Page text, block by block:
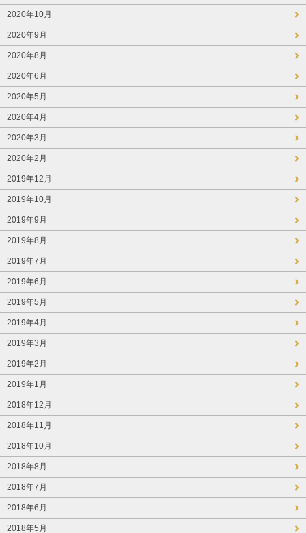
2020年10月
2020年9月
2020年8月
2020年6月
2020年5月
2020年4月
2020年3月
2020年2月
2019年12月
2019年10月
2019年9月
2019年8月
2019年7月
2019年6月
2019年5月
2019年4月
2019年3月
2019年2月
2019年1月
2018年12月
2018年11月
2018年10月
2018年8月
2018年7月
2018年6月
2018年5月